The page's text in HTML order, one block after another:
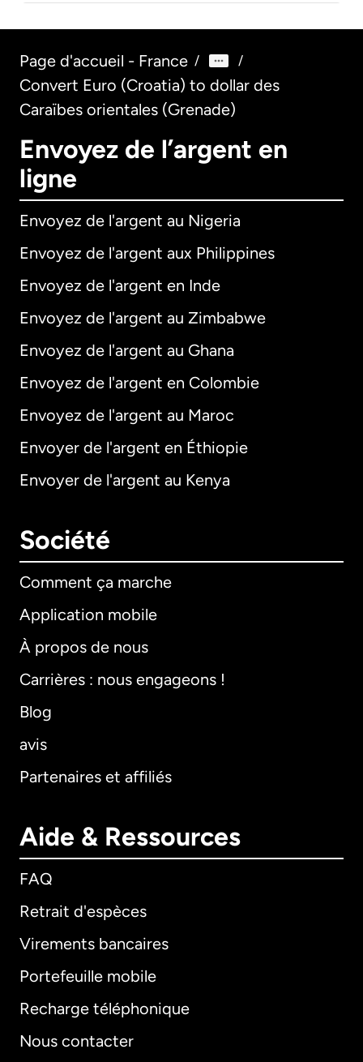
Page d'accueil - France / /
Convert Euro (Croatia) to dollar des
Caraïbes orientales (Grenade)
Envoyez de l’argent en
ligne
Envoyez de l'argent au Nigeria
Envoyez de l'argent aux Philippines
Envoyez de l'argent en Inde
Envoyez de l'argent au Zimbabwe
Envoyez de l'argent au Ghana
Envoyez de l'argent en Colombie
Envoyez de l'argent au Maroc
Envoyer de l'argent en Éthiopie
Envoyer de l'argent au Kenya
Société
Comment ça marche
Application mobile
À propos de nous
Carrières : nous engageons !
Blog
avis
Partenaires et affiliés
Aide & Ressources
FAQ
Retrait d'espèces
Virements bancaires
Portefeuille mobile
Recharge téléphonique
Nous contacter